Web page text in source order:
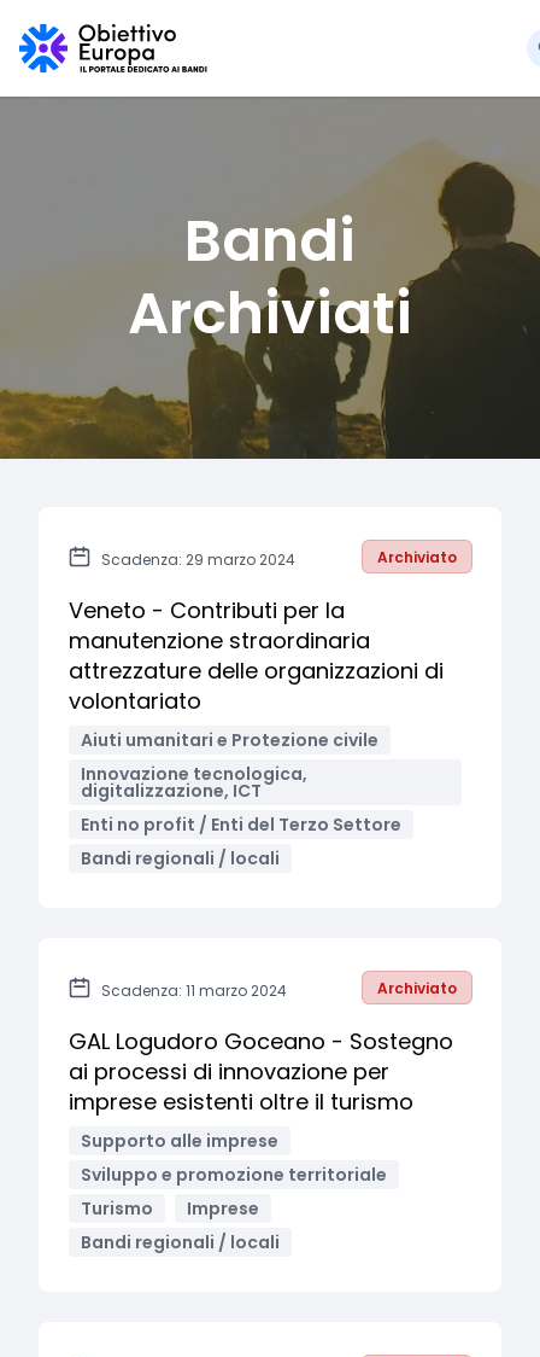
Bandi
Archiviati
Scadenza: 29 marzo 2024 Archiviato
Veneto - Contributi per la
manutenzione straordinaria
attrezzature delle organizzazioni di
volontariato
Aiuti umanitari e Protezione civile
Innovazione tecnologica,
digitalizzazione, ICT
Enti no profit / Enti del Terzo Settore
Bandi regionali / locali
Scadenza: 11 marzo 2024 Archiviato
GAL Logudoro Goceano - Sostegno
ai processi di innovazione per
imprese esistenti oltre il turismo
Supporto alle imprese
Sviluppo e promozione territoriale
Turismo
Imprese
Bandi regionali / locali